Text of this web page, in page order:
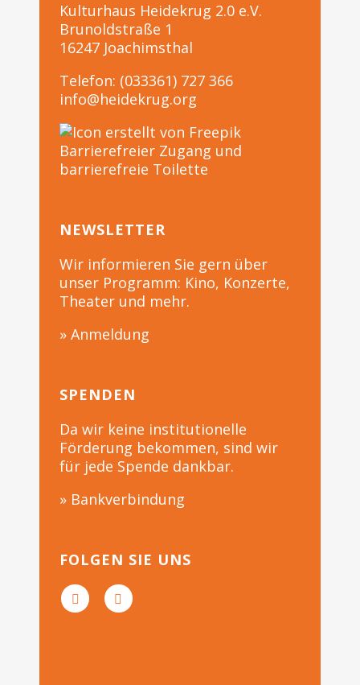
Kulturhaus Heidekrug 2.0 e.V.
Brunoldstraße 1
16247 Joachimsthal
Telefon: (033361) 727 366
info@heidekrug.org
Barrierefreier Zugang und
barrierefreie Toilette
NEWSLETTER
Wir informieren Sie gern über
unser Programm: Kino, Konzerte,
Theater und mehr.
» Anmeldung
SPENDEN
Da wir keine institutionelle
Förderung bekommen, sind wir
für jede Spende dankbar.
» Bankverbindung
FOLGEN SIE UNS